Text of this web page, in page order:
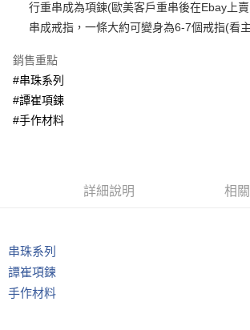
街口支付
ATM付款
郵局幫你送（離島）
行重串成為項鍊(歐美客戶重串後在Ebay上
串成戒指，一條大約可變身為6-7個戒指(看
銷售重點
#串珠系列
#譚崔項鍊
#手作材料
詳細說明 相
串珠系列
譚崔項鍊
手作材料